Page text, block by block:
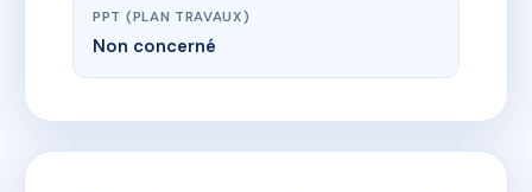
PPT (PLAN TRAVAUX)
Non concerné